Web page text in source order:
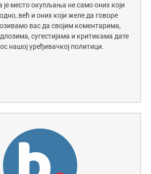
је место окупљања не само оних који
већ и оних који желе да говоре
вас да својим коментарима,
сугестијама и критикама дате
нашој уређивачкој политици.